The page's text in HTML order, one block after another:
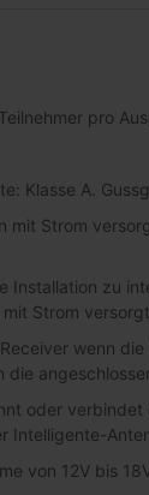
pro
Klasse A.
mit Strom
Installation zu
Strom
wenn
die
oder
Intelligente-
von 12V bis